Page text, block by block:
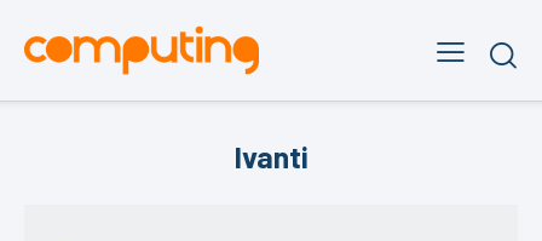
Ivanti